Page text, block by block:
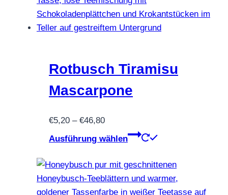
Varianten
auf.
können
werden
Rotbusch Tiramisu
Mascarpone
€5,20 – €46,80Preisspanne:
€5,20
€46,80
Ausführung wählen
Dieses
weist
mehrere
Varianten